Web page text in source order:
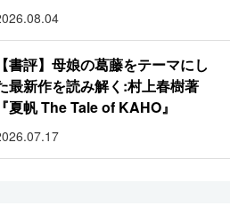
【書評】母娘の葛藤をテーマにし
最新作を読み解く:村上春樹著
『夏帆 The Tale of KAHO』